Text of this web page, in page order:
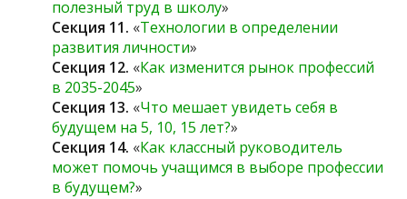
полезный труд в школу»
Секция 11. «Технологии в определении
развития личности»
Секция 12. «Как изменится рынок профессий
в 2035-2045»
Секция 13. «Что мешает увидеть себя в
будущем на 5, 10, 15 лет?»
Секция 14. «Как классный руководитель
может помочь учащимся в выборе профессии
в будущем?»